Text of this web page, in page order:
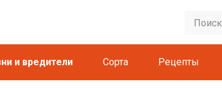
и вредители Сорта Рецепты